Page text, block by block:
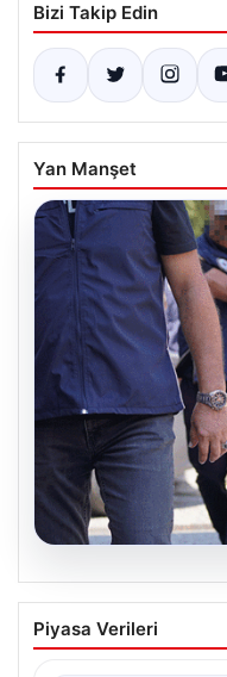
Bizi Takip Edin
Yan Manşet
Son dakika…
Karatepe’den
Piyasa Verileri